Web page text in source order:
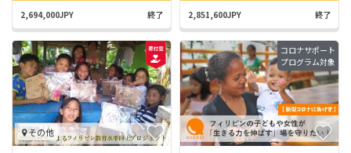
2,694,000JPY 終了 2,851,600JPY 終了
その他
コロナサポート
プログラム対象